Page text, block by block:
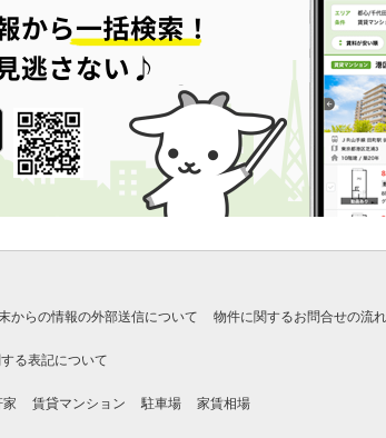
からの情報の外部送信について 物件に関するお問合せの流れ
る表記について
家 賃貸マンション 駐車場 家賃相場